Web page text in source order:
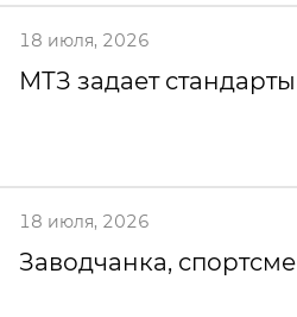
18 июля, 2026
МТЗ задает стандарты
18 июля, 2026
Заводчанка,